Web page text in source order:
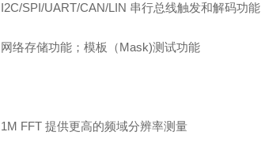
I2C/SPI/UART/CAN/LIN 串行总线触发和解码功能
网络存储功能；模板（Mask)测试功能
1M FFT 提供更高的频域分辨率测量